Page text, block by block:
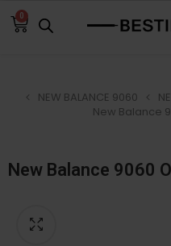
0
NEW BALANCE 9060
New Balance
New Balance 9060